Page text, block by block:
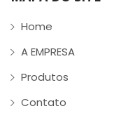
Home
A EMPRESA
Produtos
Contato